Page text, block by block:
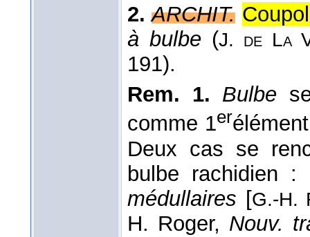
2. ARCHIT.
à bulbe (J. de La
191).
Rem. 1. Bulbe
comme 1er
Deux cas se
bulbe rachidien :
médullaires [G.-H.
H. Roger, Nouv.